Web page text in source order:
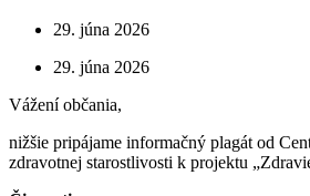
29. júna 2026
29. júna 2026
Vážení občania,
nižšie pripájame informačný plagát od
zdravotnej starostlivosti k projektu